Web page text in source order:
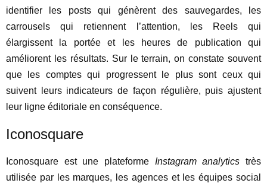
identifier les posts qui génèrent des sauvegardes, les
carrousels qui retiennent l’attention, les Reels qui
élargissent la portée et les heures de publication qui
améliorent les résultats. Sur le terrain, on constate souvent
que les comptes qui progressent le plus sont ceux qui
suivent leurs indicateurs de façon régulière, puis ajustent
leur ligne éditoriale en conséquence.
Iconosquare
Iconosquare est une plateforme Instagram analytics très
utilisée par les marques, les agences et les équipes social